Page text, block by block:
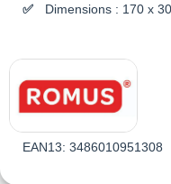
Dimensions : 170 x
EAN13: 3486010951308